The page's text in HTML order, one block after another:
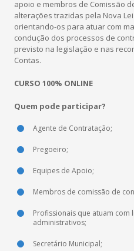
apoio e membros de Comissão
alterações trazidas pela Nova
orientando-os para atuar com
condução dos processos de
previsto na legislação e nas
Contas.
CURSO 100% ONLINE
Quem pode participar?
Agente de Contratação;
Pregoeiro;
Equipes de Apoio;
Membros de comissão de
Profissionais que atuam com
administrativos;
Secretário Municipal;